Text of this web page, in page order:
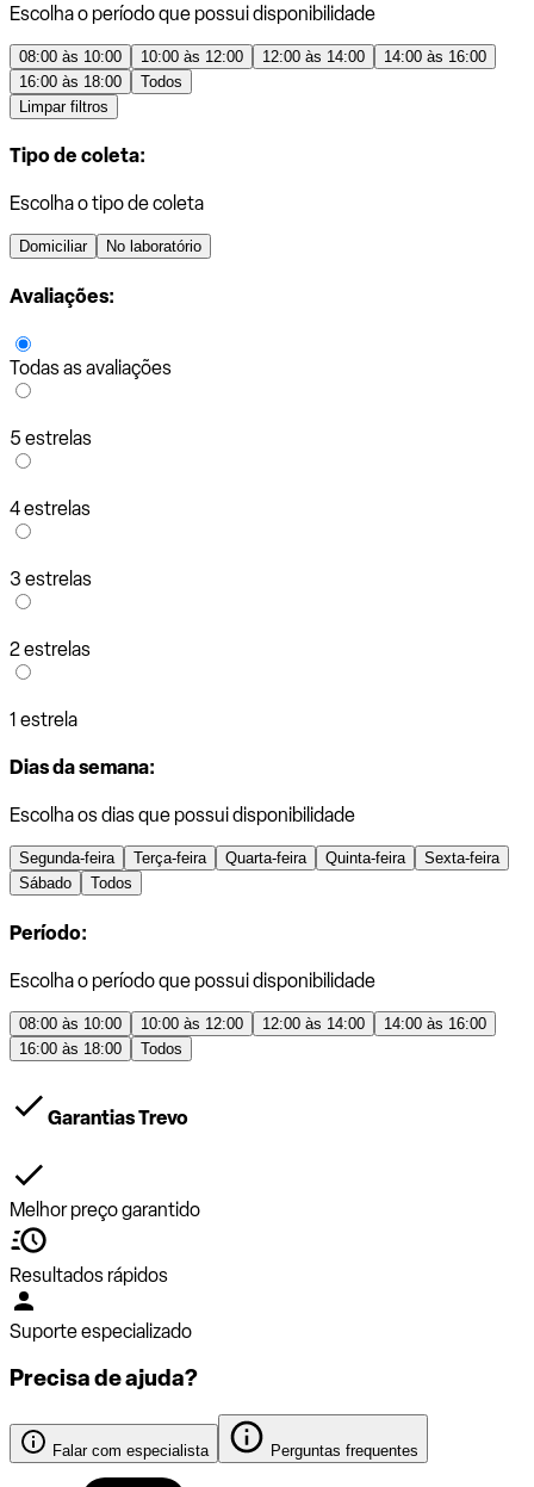
Escolha o período que possui disponibilidade
08:00 às 10:00 10:00 às 12:00 12:00 às 14:00
14:00 às 16:00
16:00 às 18:00
Todos
Limpar filtros
Tipo de coleta:
Escolha o tipo de coleta
Domiciliar No laboratório
Avaliações:
Todas as avaliações
5 estrelas
4 estrelas
3 estrelas
2 estrelas
1 estrela
Dias da semana:
Escolha os dias que possui disponibilidade
Segunda-feira Terça-feira Quarta-feira Quinta-feira
Sexta-feira
Sábado
Todos
Período:
Escolha o período que possui disponibilidade
08:00 às 10:00 10:00 às 12:00 12:00 às 14:00
14:00 às 16:00
16:00 às 18:00
Todos
Garantias Trevo
Melhor preço garantido
Resultados rápidos
Suporte especializado
Precisa de ajuda?
Falar com especialista Perguntas frequentes